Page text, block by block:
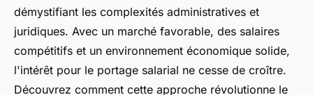
Léonie•11 décembre 2024•3 min de lecture
démystifiant les complexités administratives et
juridiques. Avec un marché favorable, des salaires
compétitifs et un environnement économique solide,
l'intérêt pour le portage salarial ne cesse de croître.
Découvrez comment cette approche révolutionne le